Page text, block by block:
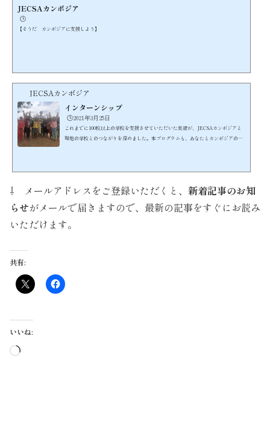
JECSAカンボジア
🕒️
【そうだ カンボジアに支援しよう】
JECSAカンボジア
インターンシップ
🕒️2021年3月25日
これまでに100校以上の学校を支援させていただいた実績が、JECSAカンボジアと
現地の学校とのつながりを深めました。本プログラムも、あなたとカンボジアの子
催するインターンシップの参加スタイルには、ホームステイ...
⇩ メールアドレスをご登録いただくと、 新着記事のお知
らせがメールで届きますので、最新の記事をすぐにお読み
いただけます。
共有:
いいね:
読